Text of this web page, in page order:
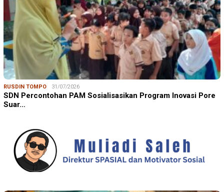
RUSDIN TOMPO 31/07/2026
SDN Percontohan PAM Sosialisasikan Program Inovasi Pore
Suar…